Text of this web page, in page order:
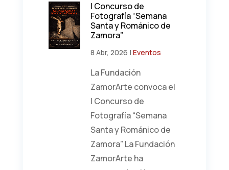
I Concurso de
Fotografía “Semana
Santa y Románico de
Zamora”
8 Abr, 2026 | Eventos
La Fundación
ZamorArte convoca el
I Concurso de
Fotografía “Semana
Santa y Románico de
Zamora” La Fundación
ZamorArte ha